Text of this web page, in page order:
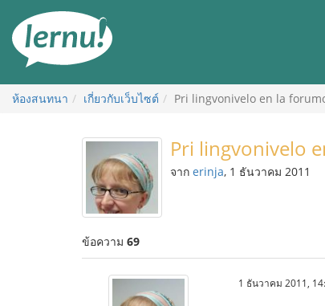
สารบัญ
ห้องสนทนา เกี่ยวกับเว็บไซต์ Pri lingvonivelo en la
Pri lingvonivelo
จาก erinja, 1 ธันวาคม 2011
ข้อความ 69
1 ธันวาคม 2011,